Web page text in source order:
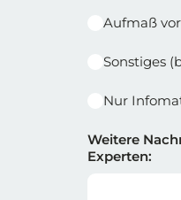
Aufmaß
Sonstiges
Nur
Weitere
Experten: